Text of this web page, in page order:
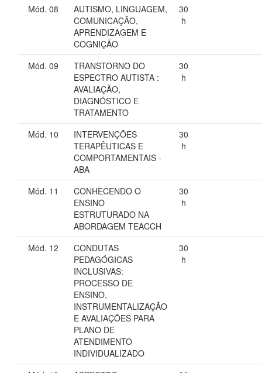
Mód. 08
AUTISMO, LINGUAGEM,
COMUNICAÇÃO,
APRENDIZAGEM E
COGNIÇÃO
30
h
Mód. 09
TRANSTORNO DO
ESPECTRO AUTISTA :
AVALIAÇÃO,
DIAGNÓSTICO E
TRATAMENTO
30
h
Mód. 10
INTERVENÇÕES
TERAPÊUTICAS E
COMPORTAMENTAIS -
ABA
30
h
Mód. 11
CONHECENDO O
ENSINO
ESTRUTURADO NA
ABORDAGEM TEACCH
30
h
Mód. 12
CONDUTAS
PEDAGÓGICAS
INCLUSIVAS:
PROCESSO DE
ENSINO,
INSTRUMENTALIZAÇÃO
E AVALIAÇÕES PARA
PLANO DE
ATENDIMENTO
INDIVIDUALIZADO
30
h